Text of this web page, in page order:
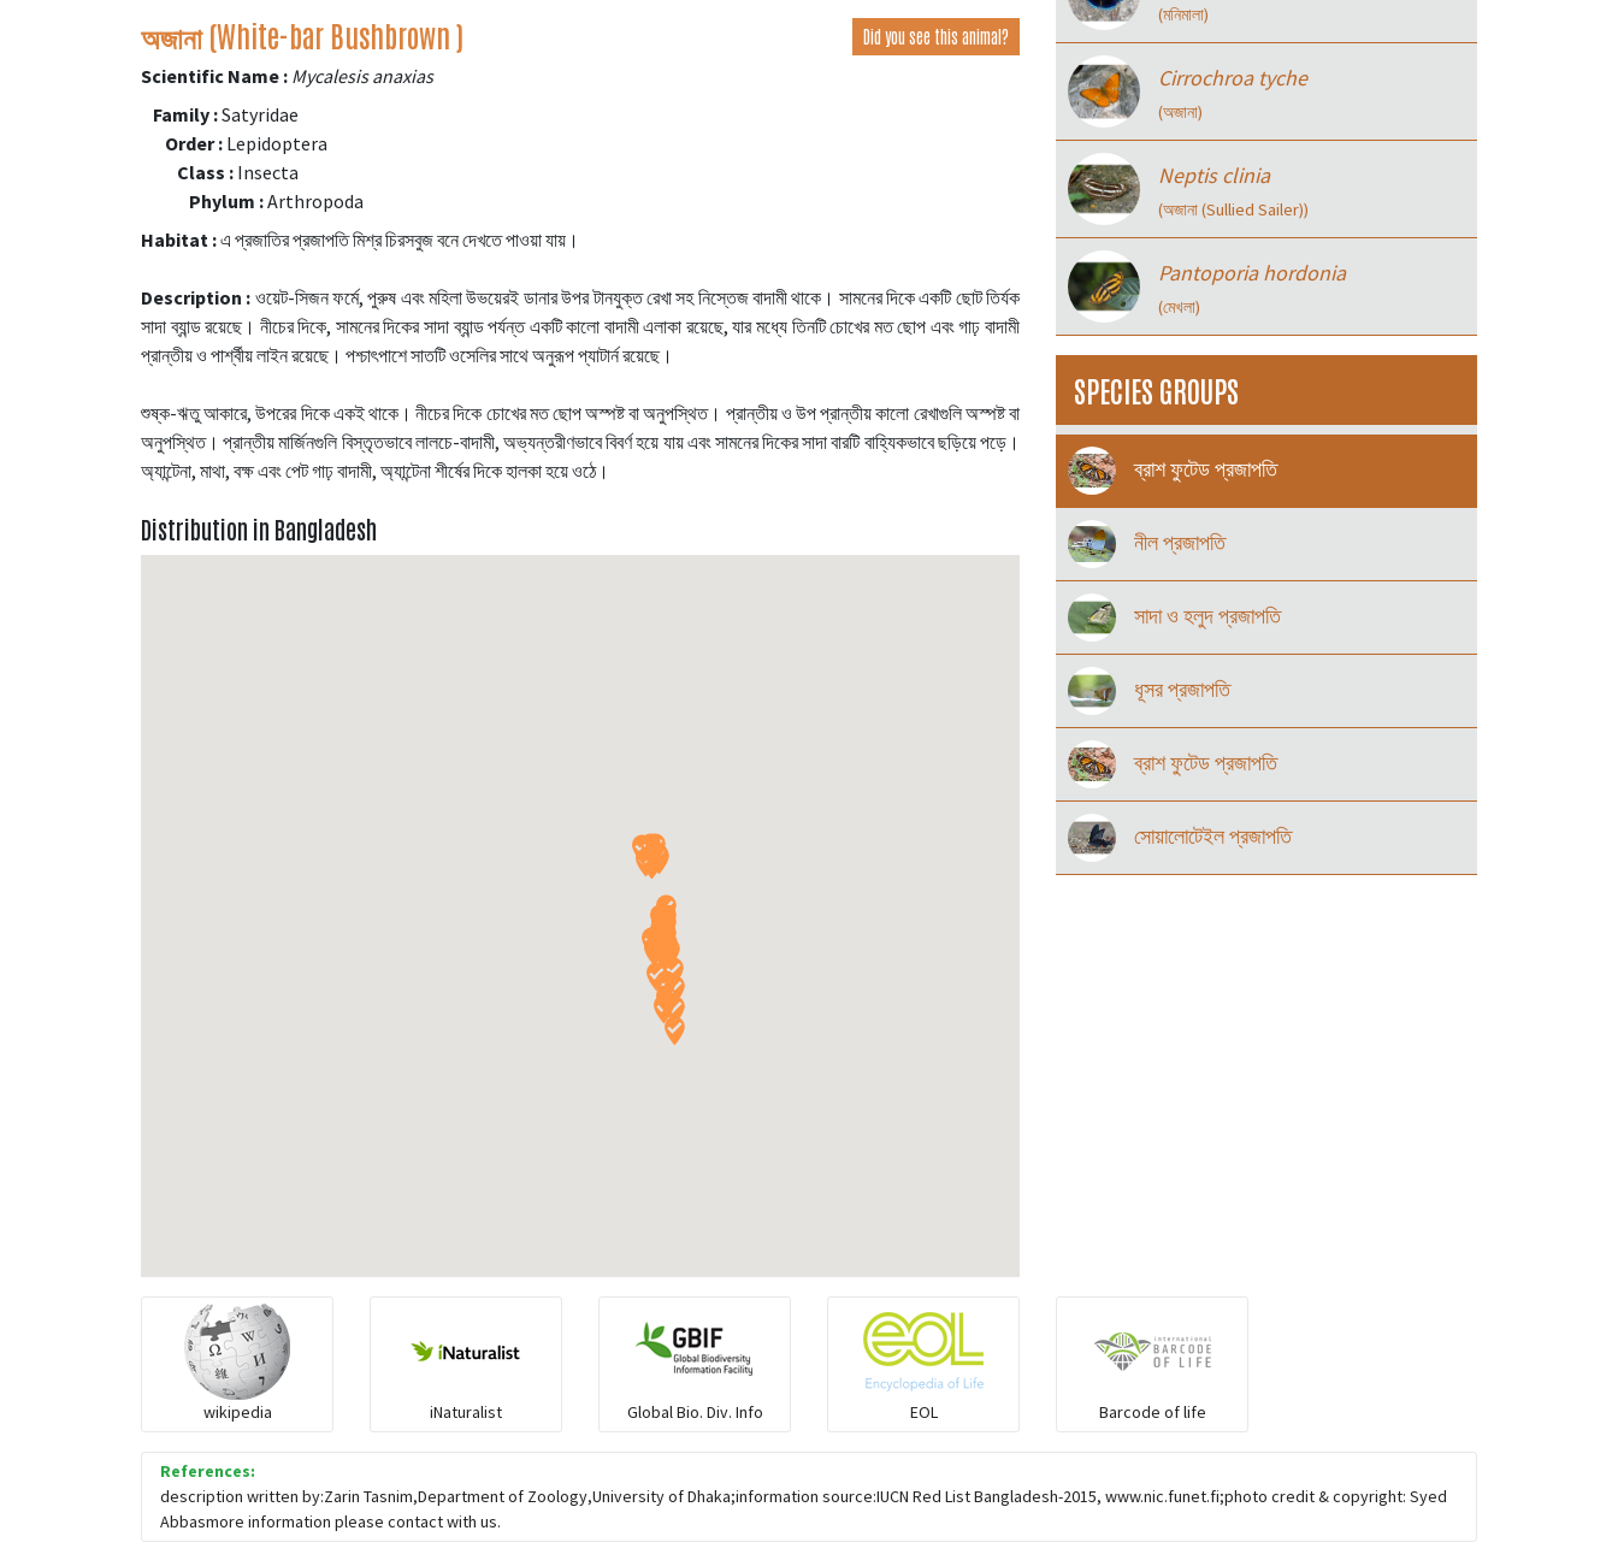
অজানা (White-bar Bushbrown ) Did you see this animal?
Scientific Name : Mycalesis anaxias
Family :Satyridae
Order : Lepidoptera
Class : Insecta
Phylum :Arthropoda
Habitat :এ প্রজাতির প্রজাপতি মিশ্র চিরসবুজ বনে দেখতে পাওয়া যায়।
Description : ওয়েট-সিজন ফর্মে, পুরুষ এবং মহিলা উভয়েরই ডানার উপর টানযুক্ত রেখা সহ নিস্তেজ বাদামী থাকে। সামনের দিকে একটি ছোট তির্যক
সাদা ব্যান্ড রয়েছে। নীচের দিকে, সামনের দিকের সাদা ব্যান্ড পর্যন্ত একটি কালো বাদামী এলাকা রয়েছে, যার মধ্যে তিনটি চোখের মত ছোপ এবং গাঢ় বাদামী
প্রান্তীয় ও পার্শ্বীয় লাইন রয়েছে। পশ্চাৎপাশে সাতটি ওসেলির সাথে অনুরূপ প্যাটার্ন রয়েছে।
শুষ্ক-ঋতু আকারে, উপরের দিকে একই থাকে। নীচের দিকে চোখের মত ছোপ অস্পষ্ট বা অনুপস্থিত। প্রান্তীয় ও উপ প্রান্তীয় কালো রেখাগুলি অস্পষ্ট বা
অনুপস্থিত। প্রান্তীয় মার্জিনগুলি বিস্তৃতভাবে লালচে-বাদামী, অভ্যন্তরীণভাবে বিবর্ণ হয়ে যায় এবং সামনের দিকের সাদা বারটি বাহ্যিকভাবে ছড়িয়ে পড়ে।
অ্যান্টেনা, মাথা, বক্ষ এবং পেট গাঢ় বাদামী, অ্যান্টেনা শীর্ষের দিকে হালকা হয়ে ওঠে।
Distribution in Bangladesh
(মনিমালা)
Cirrochroa tyche
(অজানা)
Neptis clinia
(অজানা (Sullied Sailer))
Pantoporia hordonia
(মেখলা)
SPECIES GROUPS
ব্রাশ ফুটেড প্রজাপতি
নীল প্রজাপতি
সাদা ও হলুদ প্রজাপতি
ধূসর প্রজাপতি
ব্রাশ ফুটেড প্রজাপতি
সোয়ালোটেইল প্রজাপতি
wikipedia iNaturalist Global Bio. Div. Info EOL Barcode of life
References:
description written by:Zarin Tasnim,Department of Zoology,University of Dhaka;information source:IUCN Red List Bangladesh-2015, www.nic.funet.fi;photo credit & copyright: Syed
Abbasmore information please contact with us.